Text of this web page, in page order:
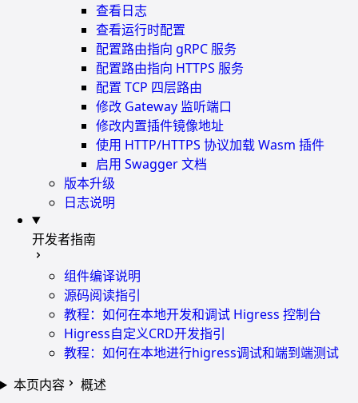
查看日志
查看运行时配置
配置路由指向 gRPC 服务
配置路由指向 HTTPS 服务
配置 TCP 四层路由
修改 Gateway 监听端口
修改内置插件镜像地址
使用 HTTP/HTTPS 协议加载 Wasm 插件
启用 Swagger 文档
版本升级
日志说明
开发者指南
组件编译说明
源码阅读指引
教程：如何在本地开发和调试 Higress 控制台
Higress自定义CRD开发指引
教程：如何在本地进行higress调试和端到端测试
本页内容
概述